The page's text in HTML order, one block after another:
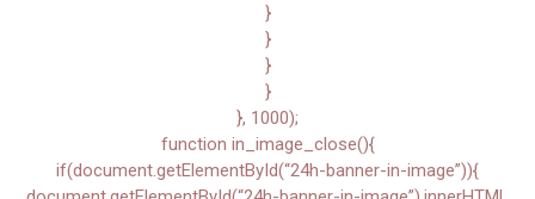
}
}
}
}
}, 1000);
function in_image_close(){
if(document.getElementById(“24h-banner-in-image”)){